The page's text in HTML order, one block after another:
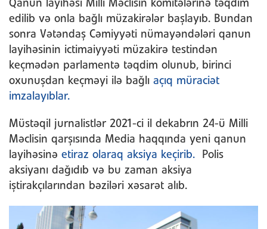
Qanun layihəsi Milli Məclisin komitələrinə təqdim
edilib və onla bağlı müzakirələr başlayıb. Bundan
sonra Vətəndaş Cəmiyyəti nümayəndələri qanun
layihəsinin ictimaiyyəti müzakirə testindən
keçmədən parlamentə təqdim olunub, birinci
oxunuşdan keçməyi ilə bağlı açıq müraciət
imzalayıblar.
Müstəqil jurnalistlər 2021-ci il dekabrın 24-ü Milli
Məclisin qarşısında Media haqqında yeni qanun
layihəsinə etiraz olaraq aksiya keçirib.
Polis
aksiyanı dağıdıb və bu zaman aksiya
iştirakçılarından bəziləri xəsarət alıb.